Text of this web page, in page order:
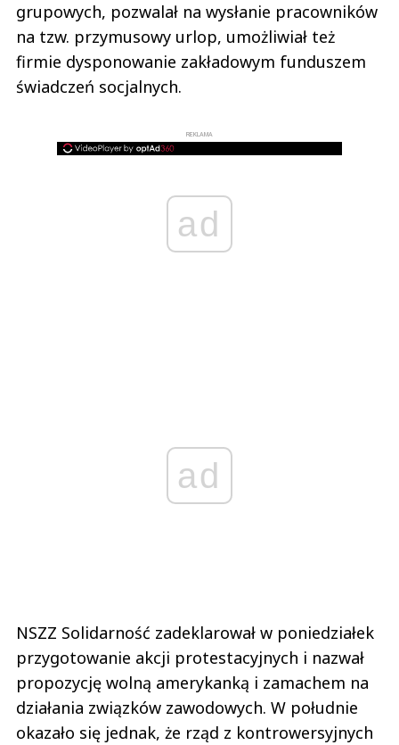
grupowych, pozwalał na wysłanie pracowników
na tzw. przymusowy urlop, umożliwiał też
firmie dysponowanie zakładowym funduszem
świadczeń socjalnych.
REKLAMA
ad
ad
NSZZ Solidarność zadeklarował w poniedziałek
przygotowanie akcji protestacyjnych i nazwał
propozycję wolną amerykanką i zamachem na
działania związków zawodowych. W południe
okazało się jednak, że rząd z kontrowersyjnych